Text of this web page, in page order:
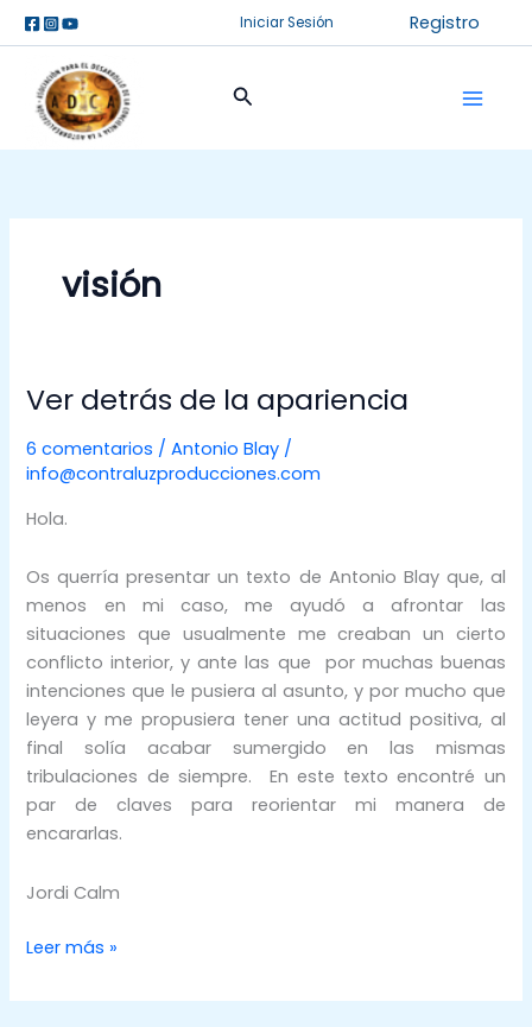
al
contenido
Iniciar Sesión Registro
Buscar
visión
Ver detrás de la apariencia
6 comentarios /Antonio Blay /
info@contraluzproducciones.com
Hola.
Os querría presentar un texto de Antonio Blay que, al
menos en mi caso, me ayudó a afrontar las
situaciones que usualmente me creaban un cierto
conflicto interior, y ante las que por muchas buenas
intenciones que le pusiera al asunto, y por mucho que
leyera y me propusiera tener una actitud positiva, al
final solía acabar sumergido en las mismas
tribulaciones de siempre. En este texto encontré un
par de claves para reorientar mi manera de
encararlas.
Jordi Calm
Ver
de
la
apariencia
Leer más »